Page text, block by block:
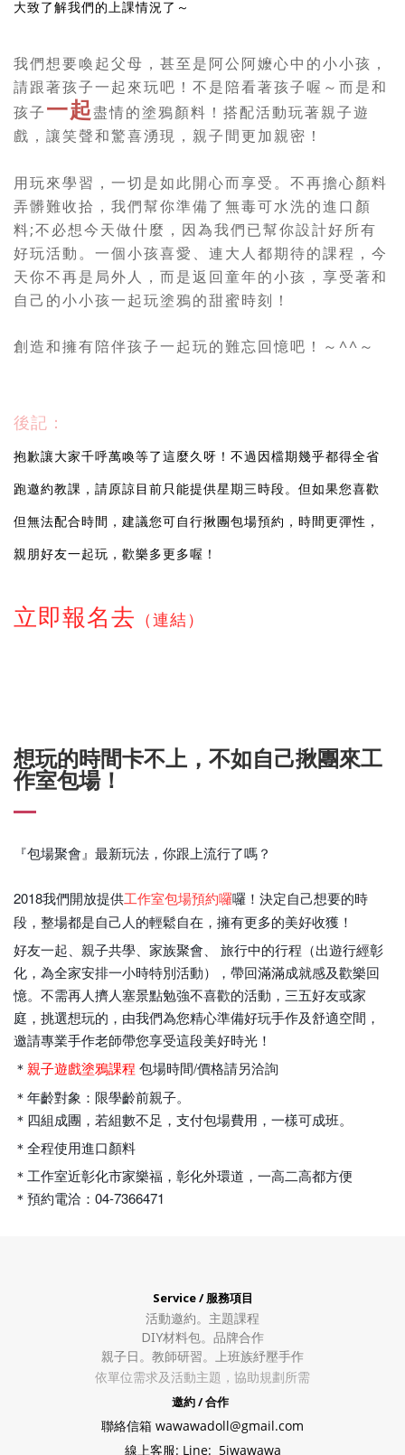
大致了解我們的上課情況了～
我們想要喚起父母，甚至是阿公阿嬤心中的小小孩，
請跟著孩子一起來玩吧！不是陪看著孩子喔～而是和
孩子 一起盡情的塗鴉顏料！搭配活動玩著親子遊
戲，讓笑聲和驚喜湧現，親子間更加親密！
用玩來學習，一切是如此開心而享受。不再擔心顏料
弄髒難收拾，我們幫你準備了無毒可水洗的進口顏
料;不必想今天做什麼，因為我們已幫你設計好所有
好玩活動。 一個小孩喜愛、連大人都期待的課程，今
天你不再是局外人，而是返回童年的小孩，享受著和
自己的小小孩一起玩塗鴉的甜蜜時刻！
創造和擁有陪伴孩子一起玩的難忘回憶吧！～ ^^ ～
後記：
抱歉讓大家千呼萬喚等了這麼久呀！不過因檔期幾乎都得全省
跑邀約教課，請原諒目前只能提供星期三時段。但如果您喜歡
但無法配合時間，建議您可自行揪團包場預約，時間更彈性，
親朋好友一起玩，歡樂多更多喔！
立即報名去 （連結）
想玩的時間卡不上，不如自己揪團來工
作室包場！
『包場聚會』最新玩法，你跟上流行了嗎？
2018我們開放提供工作室包場預約囉囉！決定自己想要的時
段，整場都是自己人的輕鬆自在，擁有更多的美好收獲！
好友一起、親子共學、家族聚會、 旅行中的行程（出遊行經彰
化，為全家安排一小時特別活動），帶回滿滿成就感及歡樂回
憶。不需再人擠人塞景點勉強不喜歡的活動，三五好友或家
庭，挑選想玩的，由我們為您精心準備好玩手作及舒適空間，
邀請專業手作老師帶您享受這段美好時光！
＊ 親子遊戲塗鴉課程 包場時間/價格請另洽詢
＊年齡對象：限學齡前親子。
＊四組成團，若組數不足，支付包場費用，一樣可成班。
＊全程使用進口顏料
＊工作室近彰化市家樂福，彰化外環道，一高二高都方便
＊預約電洽：04-7366471
Service / 服務項目
活動邀約。 主題課程
DIY材料包。 品牌合作
親子日。教師研習。上班族紓壓手作
依單位需求及活動主題，協助規劃所需
邀約 / 合作
聯絡信箱 wawawadoll@gmail.com
線上客服: Line: 5iwawawa